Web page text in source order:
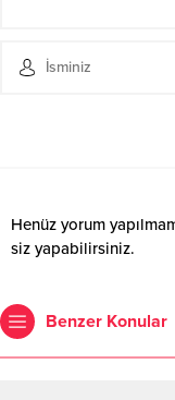
Henüz yorum
siz yapabilirsiniz.
Benzer Konular